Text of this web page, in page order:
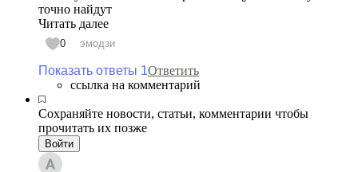
точно найдут
Читать далее
0 эмодзи
Показать ответы 1Ответить
ссылка на комментарий
Сохраняйте новости, статьи, комментарии чтобы
прочитать их позже
Войти